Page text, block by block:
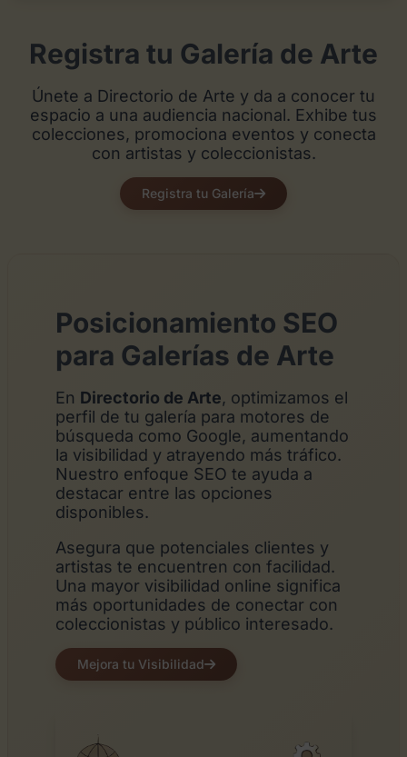
Registra tu Galería de Arte
Únete a Directorio de Arte y da a conocer tu
espacio a una audiencia nacional. Exhibe tus
colecciones, promociona eventos y conecta
con artistas y coleccionistas.
Registra tu Galería
Posicionamiento SEO
para Galerías de Arte
En Directorio de Arte, optimizamos el
perfil de tu galería para motores de
búsqueda como Google, aumentando
la visibilidad y atrayendo más tráfico.
Nuestro enfoque SEO te ayuda a
destacar entre las opciones
disponibles.
Asegura que potenciales clientes y
artistas te encuentren con facilidad.
Una mayor visibilidad online significa
más oportunidades de conectar con
coleccionistas y público interesado.
Mejora tu Visibilidad